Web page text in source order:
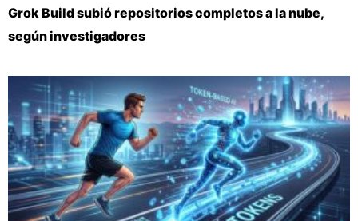
Grok Build subió repositorios completos a la nube,
según investigadores